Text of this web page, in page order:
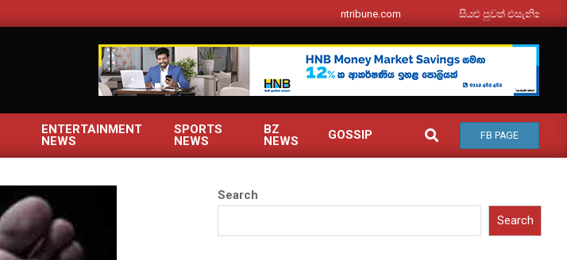
srilankantribune.com සියළු පුවත් එසැනින් ඔබ වෙත
Primary
Menu
ENTERTAINMENT
NEWS
SPORTS
NEWS
BZ
NEWS
GOSSIP SEARCH
FB PAGE
Search
Search